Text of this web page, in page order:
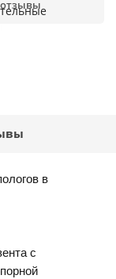
отзывы
в
с